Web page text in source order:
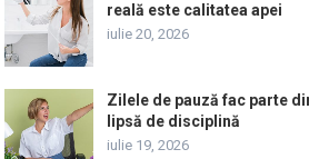
reală este calitatea apei
iulie 20, 2026
Zilele de pauză fac parte
lipsă de disciplină
iulie 19, 2026